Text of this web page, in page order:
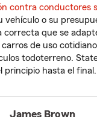
contra conductores
vehículo o su
que se
de uso
todoterreno.
principio hasta el final.
James Brown